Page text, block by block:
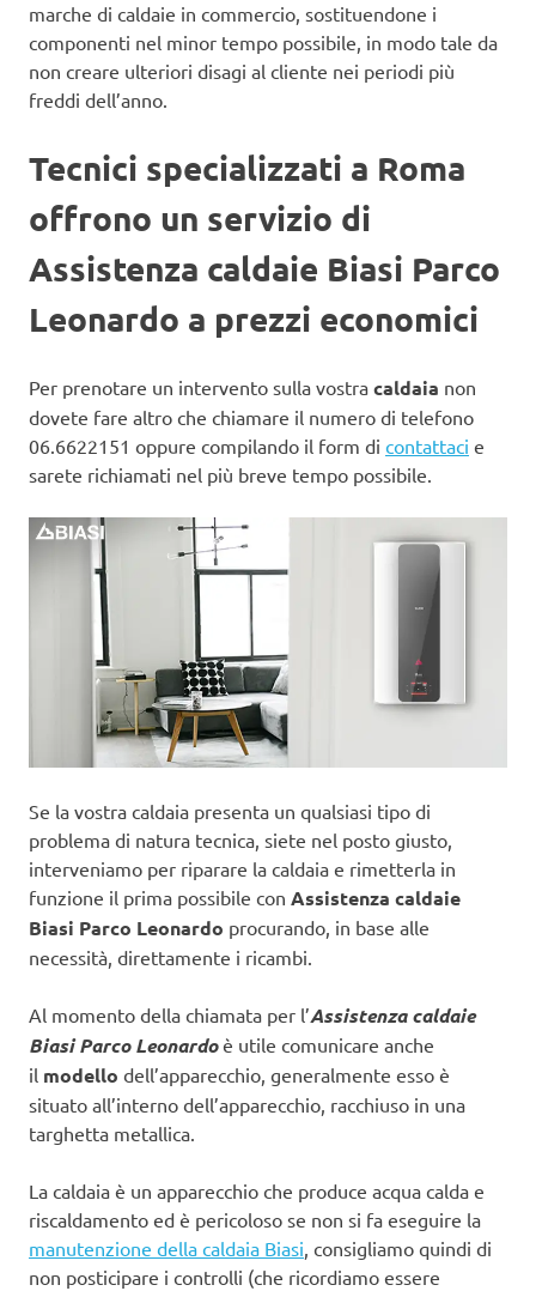
marche di caldaie in commercio, sostituendone i
componenti nel minor tempo possibile, in modo tale da
non creare ulteriori disagi al cliente nei periodi più
freddi dell’anno.
Tecnici specializzati a Roma
offrono un servizio di
Assistenza caldaie Biasi Parco
Leonardo a prezzi economici
Per prenotare un intervento sulla vostra caldaia non
dovete fare altro che chiamare il numero di telefono
06.6622151 oppure compilando il form di contattaci e
sarete richiamati nel più breve tempo possibile.
Se la vostra caldaia presenta un qualsiasi tipo di
problema di natura tecnica, siete nel posto giusto,
interveniamo per riparare la caldaia e rimetterla in
funzione il prima possibile con Assistenza caldaie
Biasi Parco Leonardo procurando, in base alle
necessità, direttamente i ricambi.
Al momento della chiamata per l’Assistenza caldaie
Biasi Parco Leonardoè utile comunicare anche
il modello dell’apparecchio, generalmente esso è
situato all’interno dell’apparecchio, racchiuso in una
targhetta metallica.
La caldaia è un apparecchio che produce acqua calda e
riscaldamento ed è pericoloso se non si fa eseguire la
manutenzione della caldaia Biasi , consigliamo quindi di
non posticipare i controlli (che ricordiamo essere